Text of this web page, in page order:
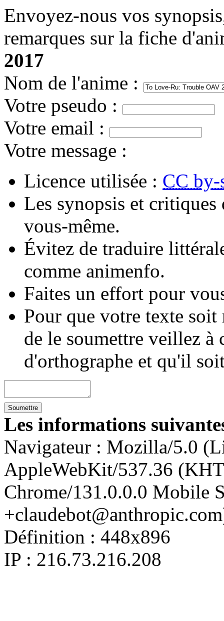
Envoyez-nous vos
remarques sur la fiche
2017
Nom de l'anime :
Votre pseudo :
Votre email :
Votre message :
Licence utilisée : CC by-
Les synopsis et
vous-même.
Évitez de traduire
comme animenfo.
Faites un effort pour
Pour que votre texte
de le soumettre veillez à
d'orthographe et qu'il
Les informations
Navigateur : Mozilla/5.0
AppleWebKit/537.36
Chrome/131.0.0.0 Mobile
Définition : 448x896
IP : 216.73.216.208